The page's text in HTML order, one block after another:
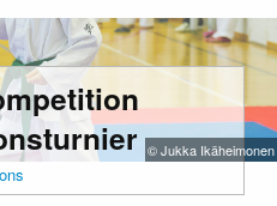
© Jukka Ikäheimonen